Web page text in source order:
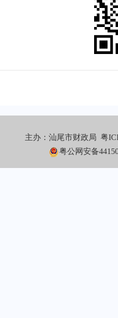
主办：汕尾市财政局粤
粤公网安备